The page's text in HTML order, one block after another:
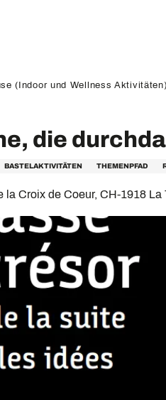
(Indoor und Wellness Aktivitäten)
die
BASTELAKTIVITÄTEN THEMENPFAD
la Croix de Coeur, CH-1918 La